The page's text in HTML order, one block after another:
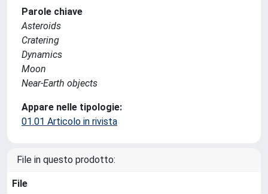
Parole chiave
Asteroids
Cratering
Dynamics
Moon
Near-Earth objects
Appare nelle tipologie:
01.01 Articolo in rivista
File in questo prodotto:
File